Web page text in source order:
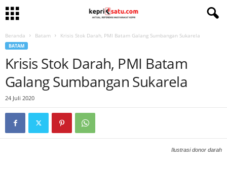
Beranda Batam Krisis Stok Darah, PMI Batam Galang Sumbangan Sukarela
BATAM
Krisis Stok Darah, PMI Batam
Galang Sumbangan Sukarela
24 Juli 2020
Ilustrasi donor darah